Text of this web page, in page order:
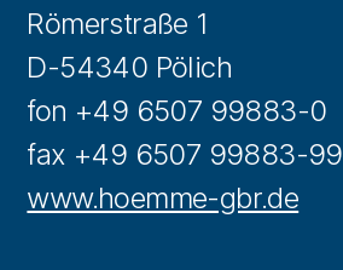
Römerstraße 1
D-54340 Pölich
fon +49 6507 99883-0
fax +49 6507 99883-99
www.hoemme-gbr.de